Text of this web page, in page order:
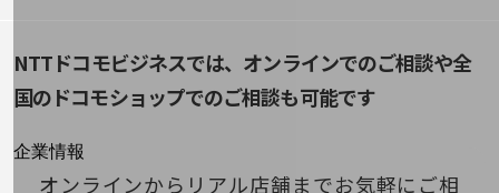
別ウィンドウで開きます
企業情報
企業情報TOP
そ
ソーシャルエンジニアリング
Systems of Record(SoR)
NTTドコモビジネスでは、オンラインでのご相談や全
国のドコモショップでのご相談も可能です
オンラインからリアル店舗までお気軽にご相